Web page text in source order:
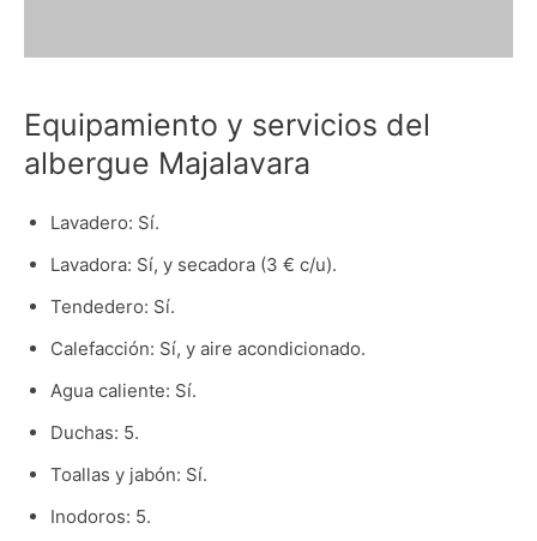
Equipamiento y servicios del
albergue Majalavara
Lavadero: Sí.
Lavadora: Sí, y secadora (3 € c/u).
Tendedero: Sí.
Calefacción: Sí, y aire acondicionado.
Agua caliente: Sí.
Duchas: 5.
Toallas y jabón: Sí.
Inodoros: 5.